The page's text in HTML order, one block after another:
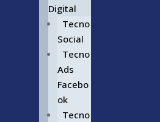
Digital
Tecno
Social
Tecno
Ads
Facebo
ok
Tecno